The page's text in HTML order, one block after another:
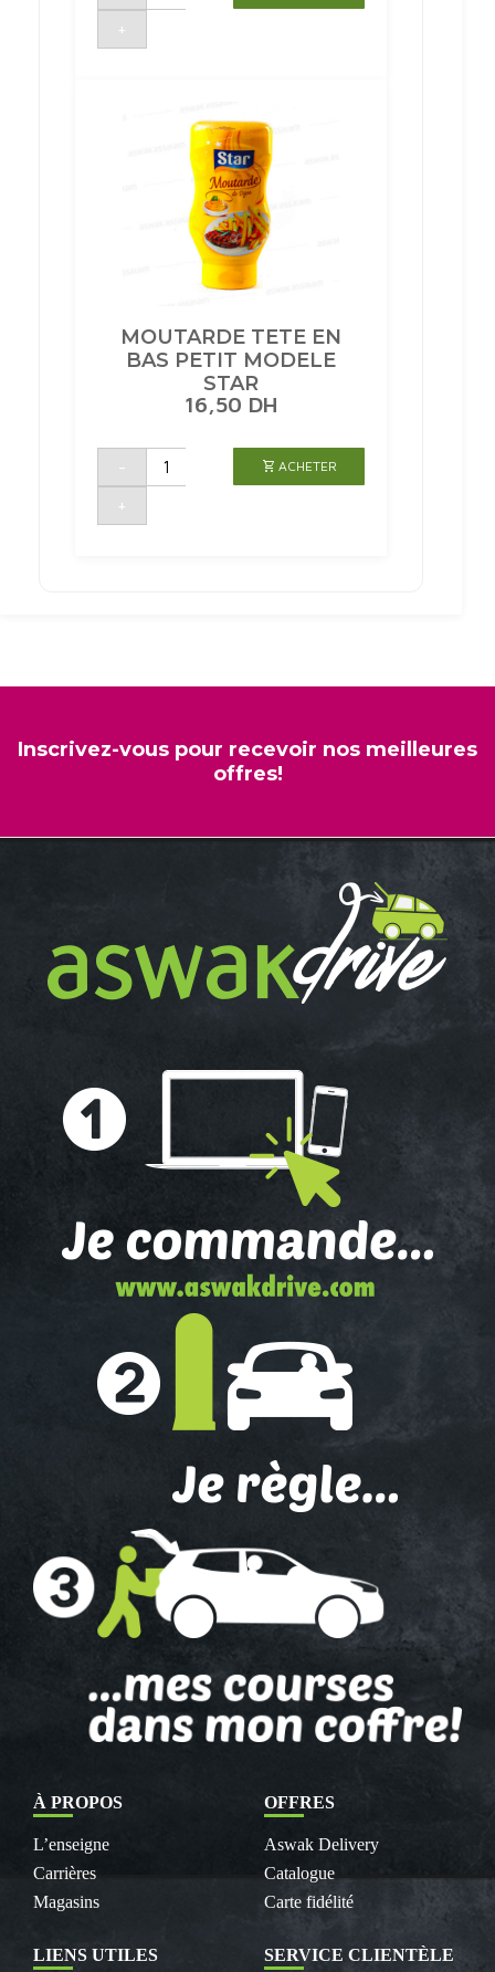
SAUCE
250G
+
MOUTARDE TETE EN
BAS PETIT MODELE
STAR
16,50 DH
-
quantité
MOUTARDE
BAS
+
ACHETER
Inscrivez-vous pour recevoir nos meilleures
offres!
À PROPOS
L’enseigne
Carrières
Magasins
OFFRES
Aswak Delivery
Catalogue
Carte fidélité
LIENS UTILES SERVICE CLIENTÈLE